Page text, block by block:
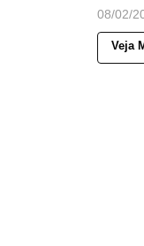
08/02/
Veja